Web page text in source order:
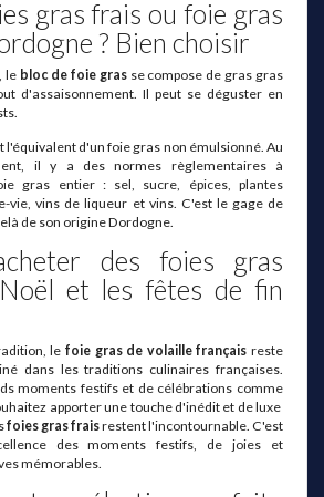
gras frais ou foie gras
? Bien choisir
le bloc de foie grasse compose de gras gras
d'assaisonnement. Il peut se déguster en
l'équivalent d'un foie gras non émulsionné. Au
il y a des normes règlementaires à
gras entier : sel, sucre, épices, plantes
vie, vins de liqueur et vins. C'est le gage de
de son origine Dordogne.
des foies gras
et les fêtes de fin
le foie gras de volaille français reste
dans les traditions culinaires françaises.
moments festifs et de célébrations comme
apporter une touche d'inédit et de luxe
foies gras fraisrestent l'incontournable. C'est
des moments festifs, de joies et
mémorables.